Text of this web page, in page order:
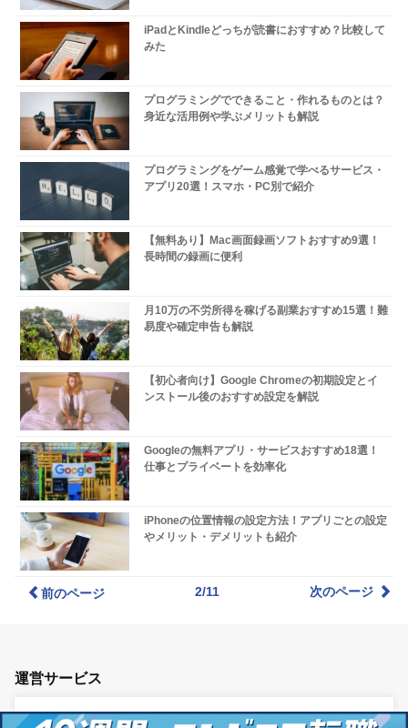
iPadとKindleどっちが読書におすすめ？比較して
みた
プログラミングでできること・作れるものとは？
身近な活用例や学ぶメリットも解説
プログラミングをゲーム感覚で学べるサービス・
アプリ20選！スマホ・PC別で紹介
【無料あり】Mac画面録画ソフトおすすめ9選！
長時間の録画に便利
月10万の不労所得を稼げる副業おすすめ15選！難
易度や確定申告も解説
【初心者向け】Google Chromeの初期設定とイ
ンストール後のおすすめ設定を解説
Googleの無料アプリ・サービスおすすめ18選！
仕事とプライベートを効率化
iPhoneの位置情報の設定方法！アプリごとの設定
やメリット・デメリットも紹介
前のページ 2/11 次のページ
運営サービス